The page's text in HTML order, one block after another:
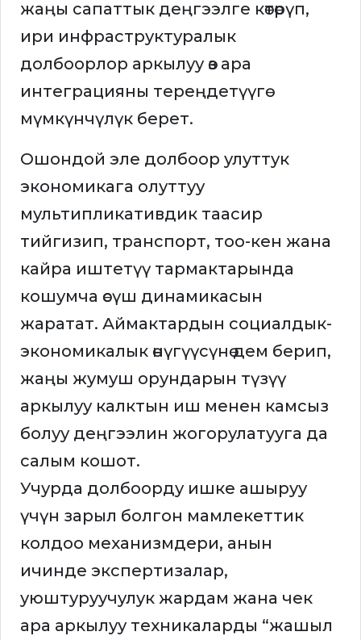
жаңы сапаттык деңгээлге көтөрүп,
ири инфраструктуралык
долбоорлор аркылуу өз ара
интеграцияны тереңдетүүгө
мүмкүнчүлүк берет.
Ошондой эле долбоор улуттук
экономикага олуттуу
мультипликативдик таасир
тийгизип, транспорт, тоо-кен жана
кайра иштетүү тармактарында
кошумча өсүш динамикасын
жаратат. Аймактардын социалдык-
экономикалык өнүгүүсүнө дем берип,
жаңы жумуш орундарын түзүү
аркылуу калктын иш менен камсыз
болуу деңгээлин жогорулатууга да
салым кошот.
Учурда долбоорду ишке ашыруу
үчүн зарыл болгон мамлекеттик
колдоо механизмдери, анын
ичинде экспертизалар,
уюштуруучулук жардам жана чек
ара аркылуу техникаларды “жашыл